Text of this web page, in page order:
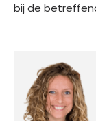
bij de